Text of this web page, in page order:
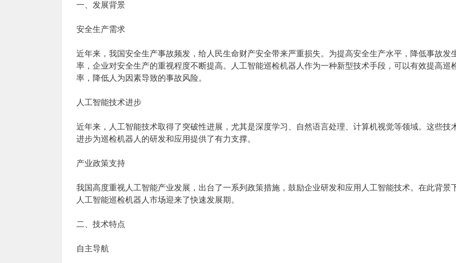
一、发展背景
安全生产需求
近年来，我国安全生产事故频发，给人民生命财产安全带来严重损失。为提高安全生产水平，降低事故发
率，企业对安全生产的重视程度不断提高。人工智能巡检机器人作为一种新型技术手段，可以有效提高巡
率，降低人为因素导致的事故风险。
人工智能技术进步
近年来，人工智能技术取得了突破性进展，尤其是深度学习、自然语言处理、计算机视觉等领域。这些技
进步为巡检机器人的研发和应用提供了有力支撑。
产业政策支持
我国高度重视人工智能产业发展，出台了一系列政策措施，鼓励企业研发和应用人工智能技术。在此背景
人工智能巡检机器人市场迎来了快速发展期。
二、技术特点
自主导航